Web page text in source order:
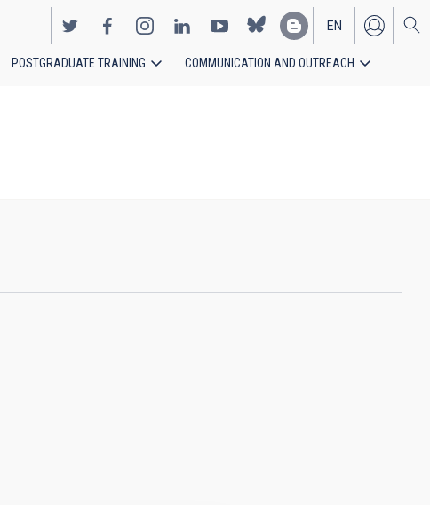
EN
ES
POSTGRADUATE TRAINING COMMUNICATION AND OUTREACH